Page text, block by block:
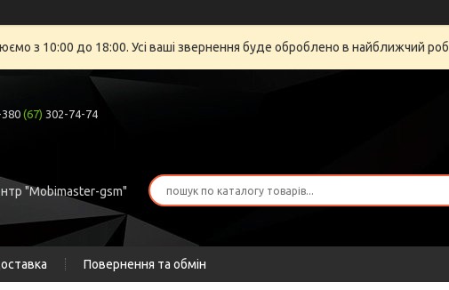
з 10:00 до 18:00. Усі ваші звернення буде оброблено в найближчий
(67) 302-74-74
"Mobimaster-gsm"
Повернення та обмін